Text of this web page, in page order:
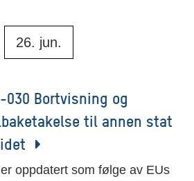
26. jun.
030 Bortvisning og
til annen stat
oppdatert som følge av EUs